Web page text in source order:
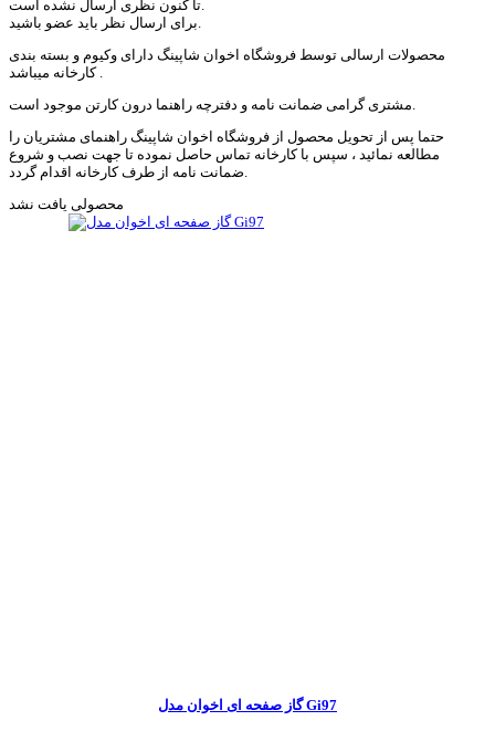
محصولات ارسالی توسط فروشگاه اخوان شاپینگ دارای وکیوم و بسته بندی
کارخانه میباشد .
حتما پس از تحویل محصول از فروشگاه اخوان شاپینگ راهنمای مشتریان را
مطالعه نمائید ، سپس با کارخانه تماس حاصل نموده تا جهت نصب و شروع
محصولی یافت نشد
گاز صفحه ای اخوان مدل Gi97